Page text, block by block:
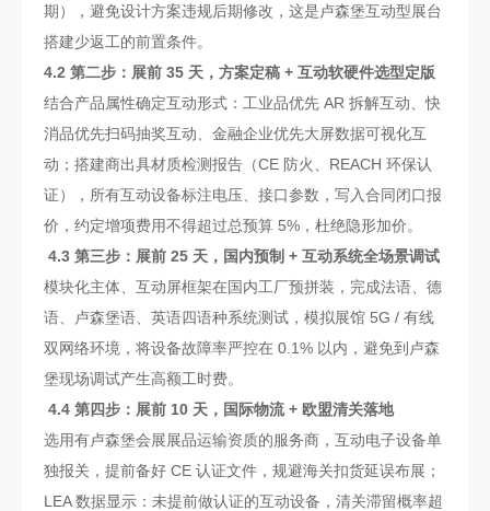
期），避免设计方案违规后期修改，这是卢森堡互动型展台
搭建少返工的前置条件。
4.2 第二步：展前 35 天，方案定稿 + 互动软硬件选型定版
结合产品属性确定互动形式：工业品优先 AR 拆解互动、快
消品优先扫码抽奖互动、金融企业优先大屏数据可视化互
动；搭建商出具材质检测报告（CE 防火、REACH 环保认
证），所有互动设备标注电压、接口参数，写入合同闭口报
价，约定增项费用不得超过总预算 5%，杜绝隐形加价。
4.3 第三步：展前 25 天，国内预制 + 互动系统全场景调试
模块化主体、互动屏框架在国内工厂预拼装，完成法语、德
语、卢森堡语、英语四语种系统测试，模拟展馆 5G / 有线
双网络环境，将设备故障率严控在 0.1% 以内，避免到卢森
堡现场调试产生高额工时费。
4.4 第四步：展前 10 天，国际物流 + 欧盟清关落地
选用有卢森堡会展展品运输资质的服务商，互动电子设备单
独报关，提前备好 CE 认证文件，规避海关扣货延误布展；
LEA 数据显示：未提前做认证的互动设备，清关滞留概率超